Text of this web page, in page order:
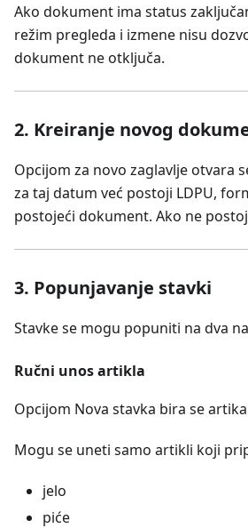
Ako dokument ima status
režim pregleda i izmene nisu
dokument ne otključa.
2. Kreiranje novog
Opcijom za novo zaglavlje otvara
za taj datum već postoji LDPU,
postojeći dokument. Ako ne
3. Popunjavanje stavki
Stavke se mogu popuniti na dva
Ručni unos artikla
Opcijom Nova stavka bira se
Mogu se uneti samo artikli koji
jelo
piće